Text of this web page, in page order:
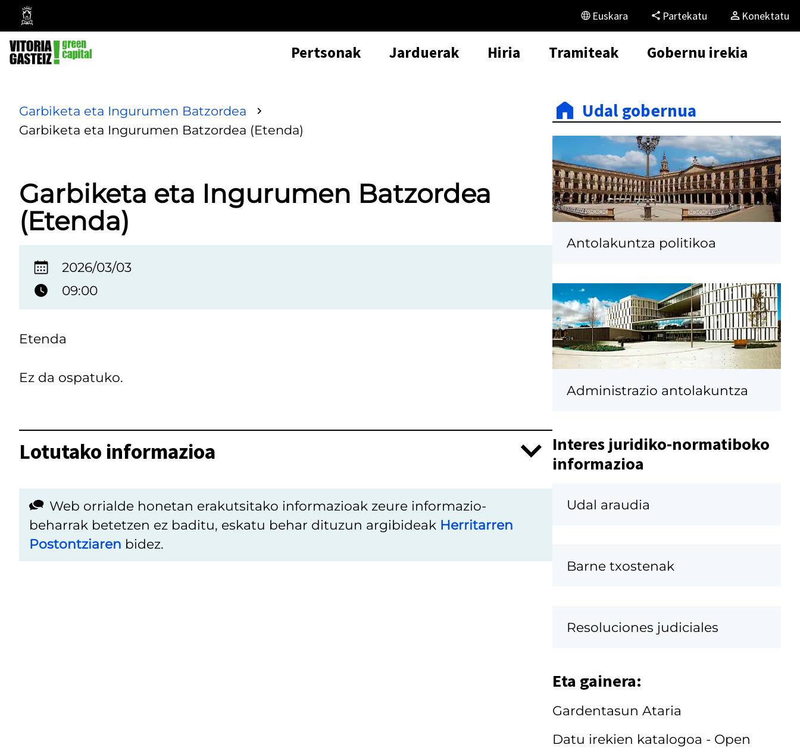
Vitoria-
Gasteizko
Udala
Euskara Partekatu Konektatu
Pertsonak Jarduerak Hiria Tramiteak Gobernu irekia
Garbiketa eta Ingurumen Batzordea
Garbiketa eta Ingurumen Batzordea (Etenda)
Garbiketa eta Ingurumen Batzordea
(Etenda)
2026/03/03
09:00
Etenda
Ez da ospatuko.
Lotutako informazioa
Web orrialde honetan erakutsitako informazioak zeure informazio-
beharrak betetzen ez baditu, eskatu behar dituzun argibideak Herritarren
Postontziaren bidez.
Udal gobernua
Antolakuntza politikoa
Administrazio antolakuntza
Interes juridiko-normatiboko
informazioa
Udal araudia
Barne txostenak
Resoluciones judiciales
Eta gainera:
Gardentasun Ataria
Datu irekien katalogoa - Open